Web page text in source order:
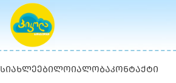
ᲡᲘᲐᲮᲚᲔᲔᲑᲘᲚᲝᲘᲐᲚᲝᲑᲐᲙᲝᲜᲢᲐᲥᲢᲘ